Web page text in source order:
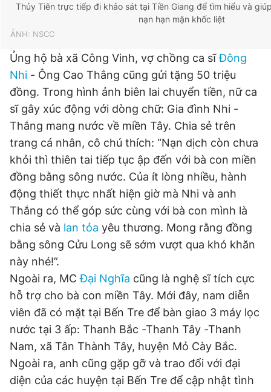
Thủy Tiên trực tiếp đi khảo sát tại Tiền Giang để tìm hiểu và
nạn hạn mặn khốc liệt
ẢNH: NSCC
Ủng hộ bà xã Công Vinh, vợ chồng ca sĩĐông
Nhi - Ông Cao Thắng cũng gửi tặng 50 triệu
đồng. Trong hình ảnh biên lai chuyển tiền, nữ ca
sĩ gây xúc động với dòng chữ: Gia đình Nhi -
Thắng mang nước về miền Tây. Chia sẻ trên
trang cá nhân, cô chú thích: “Nạn dịch còn chưa
khỏi thì thiên tai tiếp tục ập đến với bà con miền
đồng bằng sông nước. Của ít lòng nhiều, hành
động thiết thực nhất hiện giờ mà Nhi và anh
Thắng có thể góp sức cùng với bà con mình là
chia sẻ và lan tỏa yêu thương. Mong rằng đồng
bằng sông Cửu Long sẽ sớm vượt qua khó khăn
này nhé!”.
Ngoài ra, MCĐại Nghĩa cũng là nghệ sĩ tích cực
hỗ trợ cho bà con miền Tây. Mới đây, nam diễn
viên đã có mặt tại Bến Tre để bàn giao 3 máy lọc
nước tại 3 ấp: Thanh Bắc -Thanh Tây -Thanh
Nam, xã Tân Thành Tây, huyện Mỏ Cày Bắc.
Ngoài ra, anh cũng gặp gỡ và trao đổi với đại
diện của các huyện tại Bến Tre để cập nhật tình